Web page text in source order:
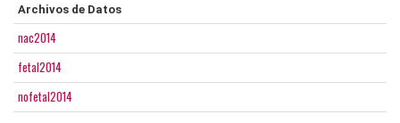
Archivos de Datos
nac2014
fetal2014
nofetal2014